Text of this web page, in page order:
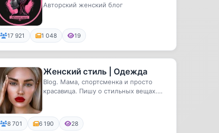
Авторский женский блог
17 921 1 048 19
Женский стиль | Одежда
Blog. Мама, спортсменка и просто
красавица. Пишу о стильных вещах.
8 701 6 190 28